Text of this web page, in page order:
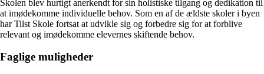
Skolen blev hurtigt anerkendt for sin holistiske tilgang og dedikation til
at imødekomme individuelle behov. Som en af ​​de ældste skoler i byen
har Tilst Skole fortsat at udvikle sig og forbedre sig for at forblive
relevant og imødekomme elevernes skiftende behov.
Faglige muligheder